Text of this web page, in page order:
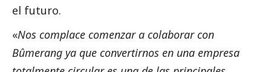
el futuro.
«Nos complace comenzar a colaborar con
Bûmerang ya que convertirnos en una empresa